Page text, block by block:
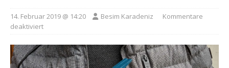
14. Februar 2019 @ 14:20 Besim Karadeniz
Kommentare
deaktiviert